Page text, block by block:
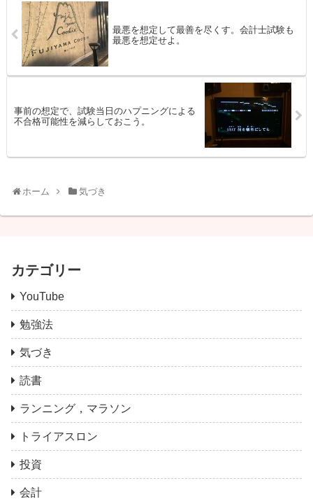
最悪を想定して最善を尽くす。会計士試験も
最悪を想定せよ。
事前の想定で、試験当日のハプニングによる
不合格可能性を減らしておこう。
ホーム 気づき
カテゴリー
YouTube
勉強法
気づき
読書
ランニング，マラソン
トライアスロン
投資
会計